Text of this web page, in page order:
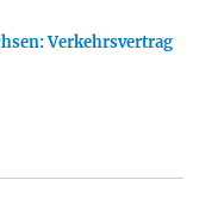
Verkehrsvertrag